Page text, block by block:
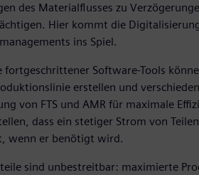
des Materialflusses zu
Hier kommt die
ins Spiel.
fortgeschrittener Software-Tools
erstellen und
von FTS und AMR für maximale
dass ein stetiger Strom von
wenn er benötigt wird.
sind unbestreitbar: maximierte